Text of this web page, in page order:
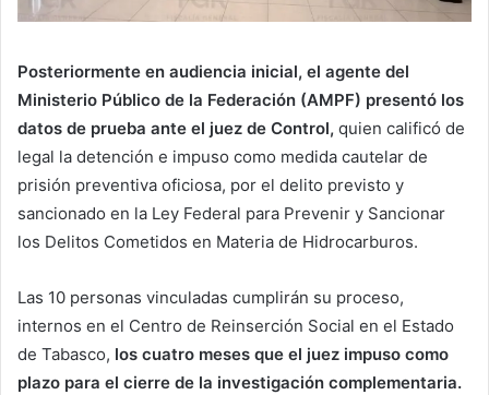
Posteriormente en audiencia inicial, el agente del
Ministerio Público de la Federación (AMPF) presentó los
datos de prueba ante el juez de Control, quien calificó de
legal la detención e impuso como medida cautelar de
prisión preventiva oficiosa, por el delito previsto y
sancionado en la Ley Federal para Prevenir y Sancionar
los Delitos Cometidos en Materia de Hidrocarburos.
Las 10 personas vinculadas cumplirán su proceso,
internos en el Centro de Reinserción Social en el Estado
de Tabasco, los cuatro meses que el juez impuso como
plazo para el cierre de la investigación complementaria.